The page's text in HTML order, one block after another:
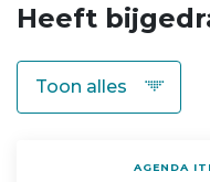
Heeft
AGENDA